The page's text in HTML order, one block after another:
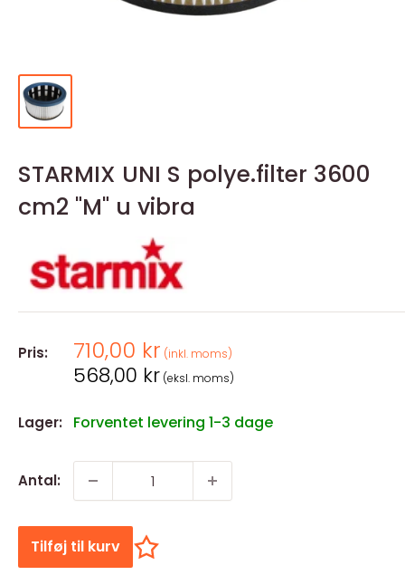
STARMIX UNI S polye.filter 3600
cm2 "M" u vibra
Pris: Salgspris
710,00 kr (inkl. moms)
Salgspris
568,00 kr (eksl. moms)
Lager: Forventet levering 1-3 dage
Antal:
Tilføj til kurv